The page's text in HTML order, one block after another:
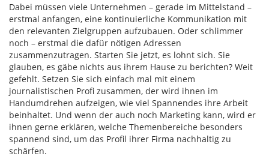
Dabei müssen viele Unternehmen – gerade im Mittelstand –
erstmal anfangen, eine kontinuierliche Kommunikation mit
den relevanten Zielgruppen aufzubauen. Oder schlimmer
noch – erstmal die dafür nötigen Adressen
zusammenzutragen. Starten Sie jetzt, es lohnt sich. Sie
glauben, es gäbe nichts aus ihrem Hause zu berichten? Weit
gefehlt. Setzen Sie sich einfach mal mit einem
journalistischen Profi zusammen, der wird ihnen im
Handumdrehen aufzeigen, wie viel Spannendes ihre Arbeit
beinhaltet. Und wenn der auch noch Marketing kann, wird er
ihnen gerne erklären, welche Themenbereiche besonders
spannend sind, um das Profil ihrer Firma nachhaltig zu
schärfen.